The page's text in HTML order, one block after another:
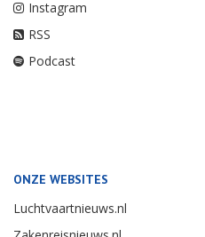
Instagram
RSS
Podcast
ONZE WEBSITES
Luchtvaartnieuws.nl